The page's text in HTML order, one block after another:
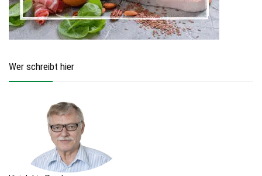
Wer schreibt hier